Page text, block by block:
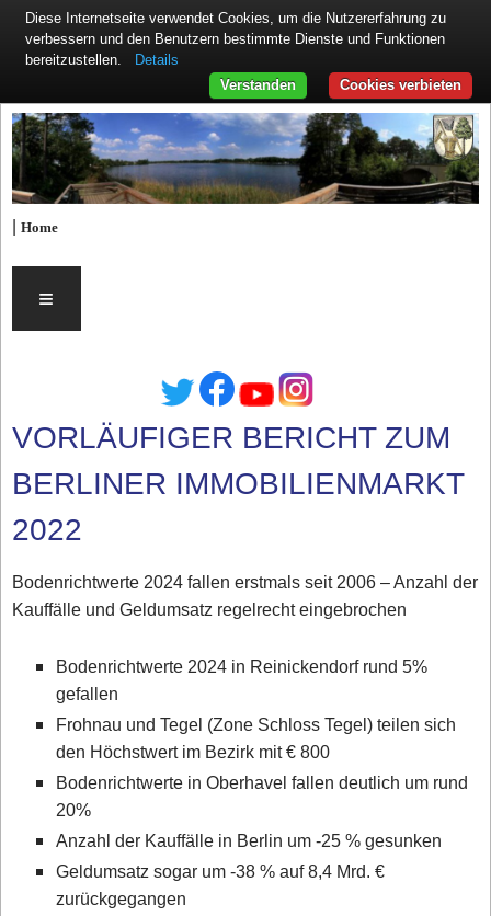
|Home
≡
VORLÄUFIGER BERICHT ZUM
BERLINER IMMOBILIENMARKT
2022
Bodenrichtwerte 2024 fallen erstmals seit 2006 – Anzahl der
Kauffälle und Geldumsatz regelrecht eingebrochen
Bodenrichtwerte 2024 in Reinickendorf rund 5%
gefallen
Frohnau und Tegel (Zone Schloss Tegel) teilen sich
den Höchstwert im Bezirk mit € 800
Bodenrichtwerte in Oberhavel fallen deutlich um rund
20%
Anzahl der Kauffälle in Berlin um -25 % gesunken
Geldumsatz sogar um -38 % auf 8,4 Mrd. €
zurückgegangen
Diese Internetseite verwendet Cookies, um die Nutzererfahrung zu
verbessern und den Benutzern bestimmte Dienste und Funktionen
bereitzustellen.
Details
Cookies verbieten
Verstanden